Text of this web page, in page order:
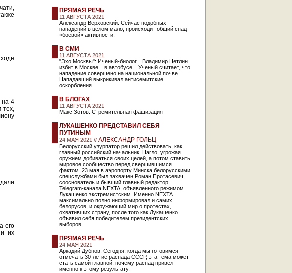
на 4
тех,
его
их
ПРЯМАЯ РЕЧЬ
11 АВГУСТА 2021
Александр Верховский: Сейчас подобных
нападений в целом мало, происходит общий спад
«боевой» активности.
В СМИ
11 АВГУСТА 2021
"Эхо Москвы": Иченый-биолог... Владимир Цетлин
избит в Москве... в автобусе... Ученый считает, что
нападение совершено на национальной почве.
Нападавший выкрикивал антисемитские
оскорбления.
В БЛОГАХ
11 АВГУСТА 2021
Макс Зотов: Стремительная фашизация
ЛУКАШЕНКО ПРЕДСТАВИЛ СЕБЯ
ПУТИНЫМ
24 МАЯ 2021 // АЛЕКСАНДР ГОЛЬЦ
Белорусский узурпатор решил действовать, как
главный российский начальник. Нагло, угрожая
оружием добиваться своих целей, а потом ставить
мировое сообщество перед свершившимся
фактом. 23 мая в аэропорту Минска белорусскими
спецслужбами был захвачен Роман Протасевич,
сооснователь и бывший главный редактор
Telegram-канала NEXTA, объявленного режимом
Лукашенко экстремистским. Именно NEXTA
максимально полно информировал и самих
белорусов, и окружающий мир о протестах,
охвативших страну, после того как Лукашенко
объявил себя победителем президентских
выборов.
ПРЯМАЯ РЕЧЬ
24 МАЯ 2021
Аркадий Дубнов: Сегодня, когда мы готовимся
отмечать 30-летие распада СССР, эта тема может
стать самой главной: почему распад привёл
именно к этому результату.